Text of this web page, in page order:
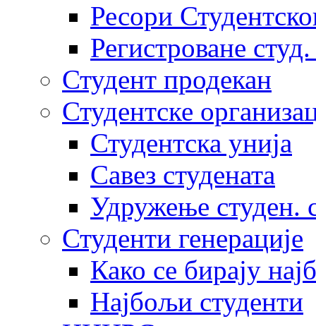
Ресори
Регистроване
Студент продекан
Студентске
Студентска унија
Савез студената
Удружење студен.
Студенти генерације
Како се бирају
Најбољи студенти